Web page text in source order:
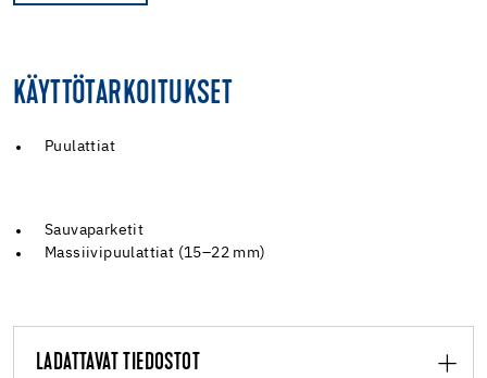
KÄYTTÖTARKOITUKSET
Puulattiat
Sauvaparketit
Massiivipuulattiat (15–22 mm)
LADATTAVAT TIEDOSTOT